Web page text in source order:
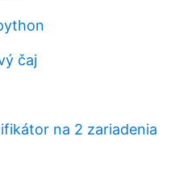
čaj
na 2 zariadenia